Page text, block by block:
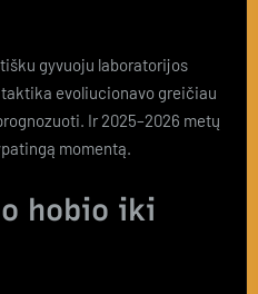
gyvuoju laboratorijos
evoliucionavo greičiau
Ir 2025–2026 metų
momentą.
hobio iki